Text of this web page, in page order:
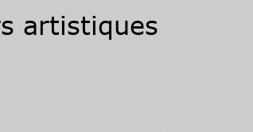
artistiques